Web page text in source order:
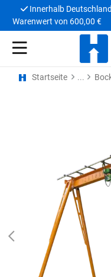
Innerhalb
Warenwert von 600,00 €
Startseite